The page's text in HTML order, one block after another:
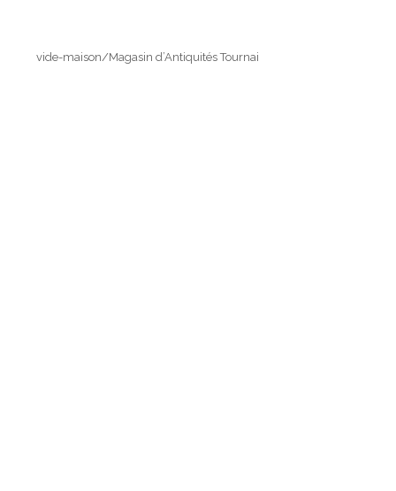
vide-maison/Magasin d’Antiquités Tournai